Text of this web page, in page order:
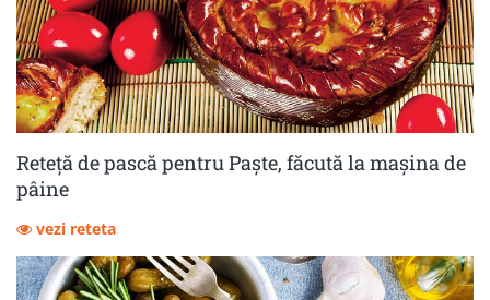
Reteță de pască pentru Paște, făcută la mașina de
pâine
vezi reteta